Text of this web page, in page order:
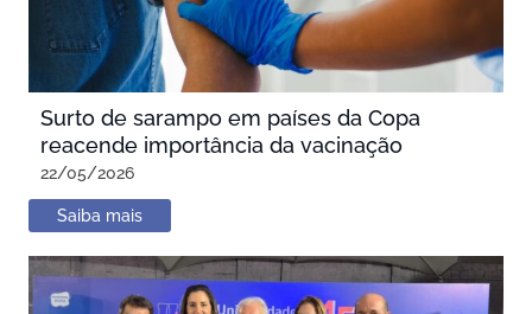
Surto de sarampo em países da Copa
reacende importância da vacinação
22/05/2026
Saiba mais